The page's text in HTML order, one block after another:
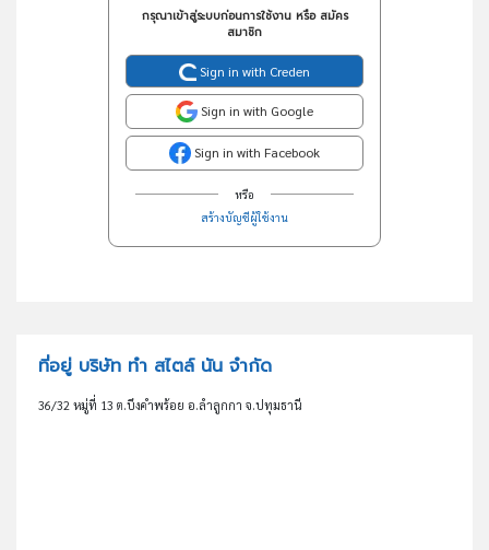
กรุณาเข้าสู่ระบบก่อนการใช้งาน หรือ สมัคร
สมาชิก
Sign in with Creden
Sign in with Google
Sign in with Facebook
หรือ
สร้างบัญชีผู้ใช้งาน
ที่อยู่ บริษัท ทำ สไตล์ นัน จำกัด
36/32 หมู่ที่ 13 ต.บึงคำพร้อย อ.ลำลูกกา จ.ปทุมธานี